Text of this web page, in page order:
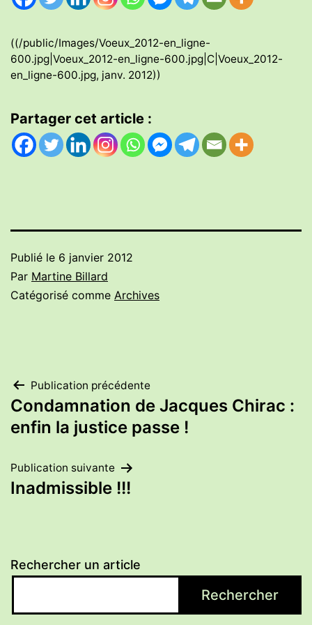
((/public/Images/Voeux_2012-en_ligne-
600.jpg|Voeux_2012-en_ligne-600.jpg|C|Voeux_2012-
en_ligne-600.jpg, janv. 2012))
Partager cet article :
Publié le 6 janvier 2012
Par Martine Billard
Catégorisé comme Archives
Navigation
de
l’article
Publication précédente
Condamnation de Jacques Chirac :
enfin la justice passe !
Publication suivante
Inadmissible !!!
Rechercher un article
Rechercher